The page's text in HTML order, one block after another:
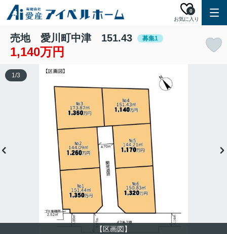
お気に入り
0
売地 愛川町中津 151.43 募集1
1,140万円
【区画図】
1/3